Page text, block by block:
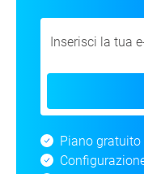
Piano gratuito